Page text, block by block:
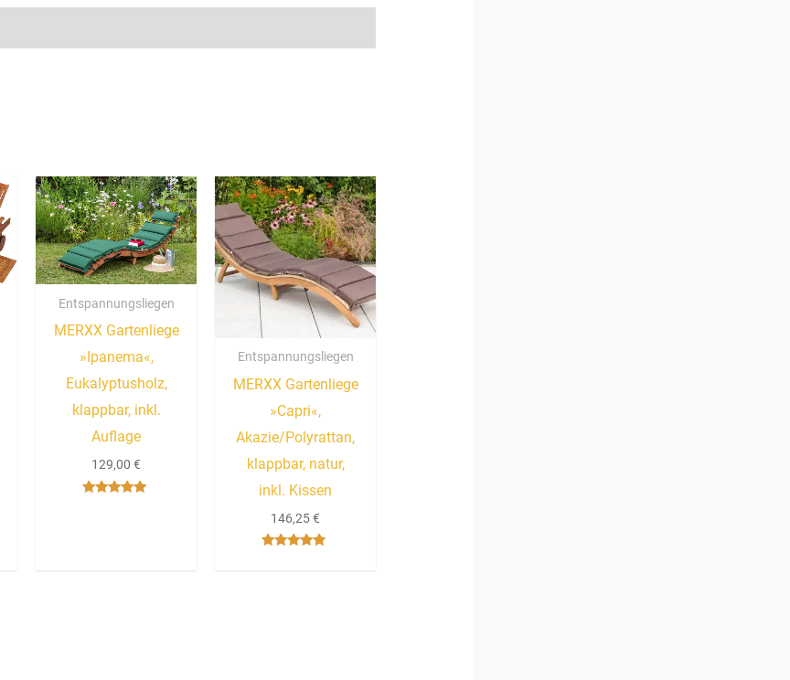
Entspannungsliegen
MERXX Gartenliege
»Ipanema«,
Eukalyptusholz,
klappbar, inkl.
Auflage
129,00€
Entspannungsliegen
MERXX Gartenliege
»Capri«,
Akazie/Polyrattan,
klappbar, natur,
inkl. Kissen
146,25€